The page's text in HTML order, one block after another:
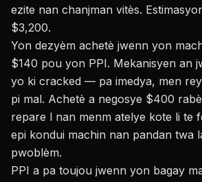
ezite nan chanjman vitès.
$3,200.
Yon dezyèm achetè jwenn yon
$140 pou yon PPI. Mekanisyen an
yo ki cracked — pa imedya, men
pi mal. Achetè a negosye $400
repare l nan menm atelye kote li te
epi kondui machin nan pandan twa
pwoblèm.
PPI a pa toujou jwenn yon bagay